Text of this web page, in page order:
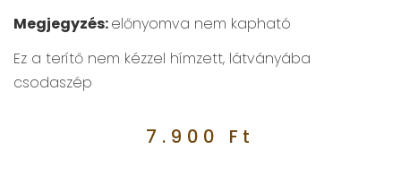
Megjegyzés:előnyomva nem kapható
Ez a terítő nem kézzel hímzett, látványába
csodaszép
7.900 Ft